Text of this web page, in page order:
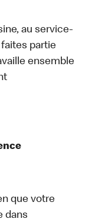
au service-
partie
ensemble
que votre
dans